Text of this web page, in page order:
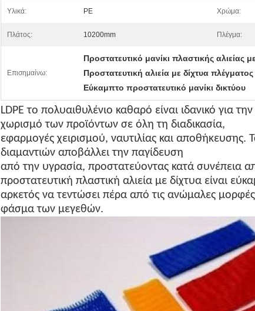
Υλικά: PE Χρώμα:
Πλάτος: 10200mm Πλέγμα:
Επισημαίνω:
Προστατευτικό μανίκι πλαστικής αλιείας
Προστατευτική αλιεία με δίχτυα
Εύκαμπτο προστατευτικό μανίκι δικτύου
LDPE το πολυαιθυλένιο καθαρό είναι ιδανικό για
χωρισμό των προϊόντων σε όλη τη διαδικασία,
εφαρμογές χειρισμού, ναυτιλίας και αποθήκευσης.
διαμαντιών αποβάλλει την παγίδευση
από την υγρασία, προστατεύοντας κατά συνέπεια
προστατευτική πλαστική αλιεία με δίχτυα είναι
αρκετός να τεντώσει πέρα από τις ανώμαλες
φάσμα των μεγεθών.